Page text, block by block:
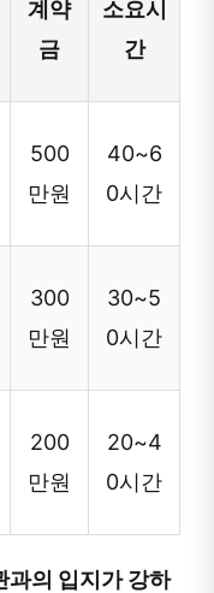
계약
금
소요시
간
500
만원
40~6
0시간
300
만원
30~5
0시간
200
만원
20~4
0시간
과의 입지가 강하